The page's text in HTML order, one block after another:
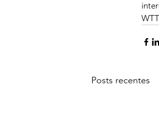
Posts recentes